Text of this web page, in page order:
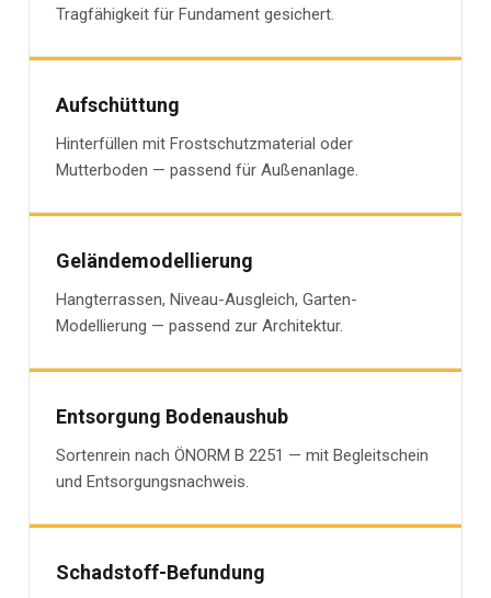
Tragfähigkeit für Fundament gesichert.
Aufschüttung
Hinterfüllen mit Frostschutzmaterial oder
Mutterboden — passend für Außenanlage.
Geländemodellierung
Hangterrassen, Niveau-Ausgleich, Garten-
Modellierung — passend zur Architektur.
Entsorgung Bodenaushub
Sortenrein nach ÖNORM B 2251 — mit Begleitschein
und Entsorgungsnachweis.
Schadstoff-Befundung